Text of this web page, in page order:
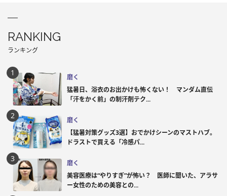
RANKING
ランキング
磨く
猛暑日、浴衣のお出かけも怖くない！ マンダム直伝
「汗をかく前」の制汗剤テク...
磨く
【猛暑対策グッズ3選】おでかけシーンのマストハブ。
ドラストで買える「冷感パ...
磨く
美容医療は“やりすぎ”が怖い？ 医師に聞いた、アラサ
ー女性のための美容との...